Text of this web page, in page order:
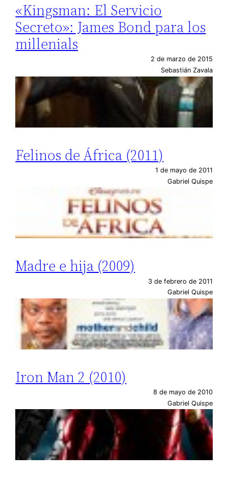
«Kingsman: El Servicio
Secreto»: James Bond para los
millenials
2 de marzo de 2015
Sebastián Zavala
Felinos de África (2011)
1 de mayo de 2011
Gabriel Quispe
Madre e hija (2009)
3 de febrero de 2011
Gabriel Quispe
Iron Man 2 (2010)
8 de mayo de 2010
Gabriel Quispe